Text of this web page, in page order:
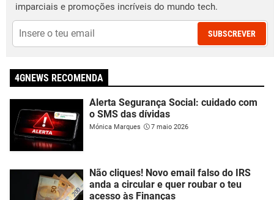
imparciais e promoções incríveis do mundo tech.
SUBSCREVER
4GNEWS RECOMENDA
Alerta Segurança Social: cuidado com
o SMS das dívidas
Mónica Marques 7 maio 2026
Não cliques! Novo email falso do IRS
anda a circular e quer roubar o teu
acesso às Finanças